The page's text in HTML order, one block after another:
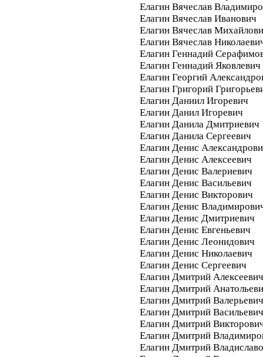
Елагин Вячеслав
Елагин Вячеслав Иванович
Елагин Вячеслав
Елагин Вячеслав
Елагин Геннадий
Елагин Геннадий Яковлевич
Елагин Георгий
Елагин Григорий
Елагин Даниил Игоревич
Елагин Данил Игоревич
Елагин Данила Дмитриевич
Елагин Данила Сергеевич
Елагин Денис
Елагин Денис Алексеевич
Елагин Денис Валериевич
Елагин Денис Васильевич
Елагин Денис Викторович
Елагин Денис
Елагин Денис Дмитриевич
Елагин Денис Евгеньевич
Елагин Денис Леонидович
Елагин Денис Николаевич
Елагин Денис Сергеевич
Елагин Дмитрий Алексеевич
Елагин Дмитрий
Елагин Дмитрий Валерьевич
Елагин Дмитрий Васильевич
Елагин Дмитрий
Елагин Дмитрий
Елагин Дмитрий